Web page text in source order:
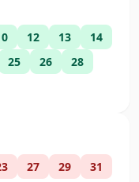
12 13
14
25 26
28
27 29 31